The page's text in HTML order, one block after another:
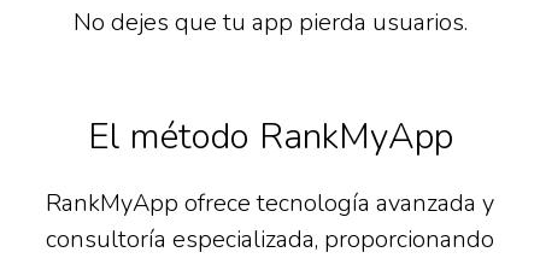
No dejes que tu app pierda usuarios.
El método RankMyApp
RankMyApp ofrece tecnología avanzada y
consultoría especializada, proporcionando